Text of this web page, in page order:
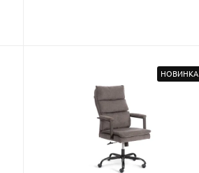
НОВИНКА